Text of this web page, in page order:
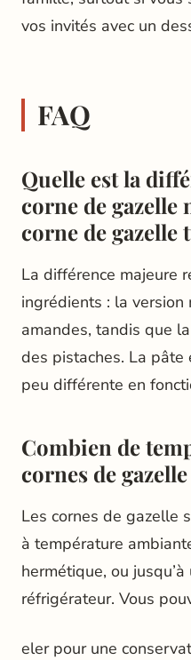
vos invités avec un
FAQ
Quelle est la
corne de gazelle
corne de gazelle
La différence majeure
ingrédients : la version
amandes, tandis que
des pistaches. La
peu différente en
Combien de
cornes de
Les cornes de gazelle
à température
hermétique, ou
réfrigérateur. Vous
eler pour une